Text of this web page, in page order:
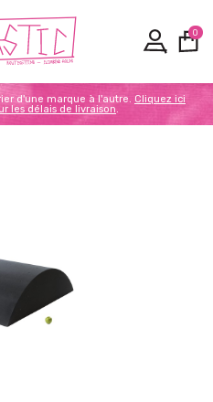
0
d'une marque à l'autre. Cliquez ici
les délais de livraison.